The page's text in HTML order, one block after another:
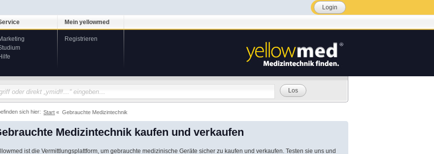
Login
Mein yellowmed
Registrieren
Los
sich hier: Start Gebrauchte Medizintechnik
Medizintechnik kaufen und verkaufen
ist die Vermittlungsplattform, um gebrauchte medizinische Geräte sicher zu kaufen und verkaufen. Testen sie uns und